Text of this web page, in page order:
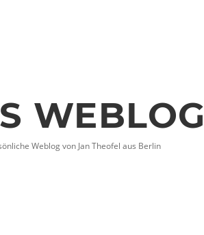
WEBLOG
Weblog von Jan Theofel aus Berlin